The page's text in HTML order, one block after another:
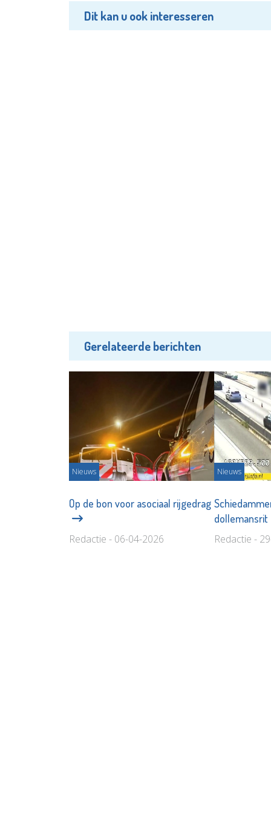
Dit kan u ook interesseren
Gerelateerde berichten
Nieuws
Op de bon voor asociaal rijgedrag
Redactie - 06-04-2026
Nieuws
dollemansrit
Redactie -